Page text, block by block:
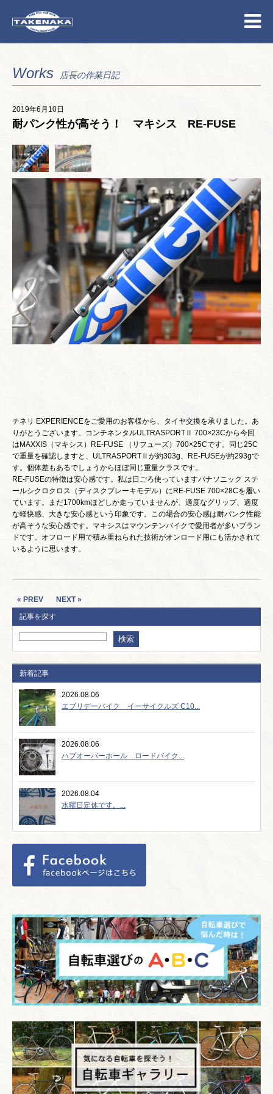
Works 店長の作業日記
2019年6月10日
耐パンク性が高そう！ マキシス RE-FUSE
チネリ EXPERIENCEをご愛用のお客様から、タイヤ交換を承りました。あ
りがとうございます。コンチネンタルULTRASPORTⅡ 700×23Cから今回
はMAXXIS（マキシス）RE-FUSE （リフューズ）700×25Cです。同じ25C
で重量を確認しますと、ULTRASPORTⅡが約303g、RE-FUSEが約293gで
す。個体差もあるでしょうからほぼ同じ重量クラスです。
RE-FUSEの特徴は安心感です。私は日ごろ使っていますパナソニック スチ
ールシクロクロス（ディスクブレーキモデル）にRE-FUSE 700×28Cを履い
ています。まだ1700kmほどしか走っていませんが、適度なグリップ、適度
な軽快感、大きな安心感という印象です。この場合の安心感は耐パンク性能
が高そうな安心感です。マキシスはマウンテンバイクで愛用者が多いブラン
ドです。オフロード用で積み重ねられた技術がオンロード用にも活かされて
いるように思います。
« PREV
NEXT »
記事を探す
新着記事
2026.08.06
エブリデーバイク イーサイクルズ C10...
2026.08.06
ハブオーバーホール ロードバイク...
2026.08.04
水曜日定休です。...